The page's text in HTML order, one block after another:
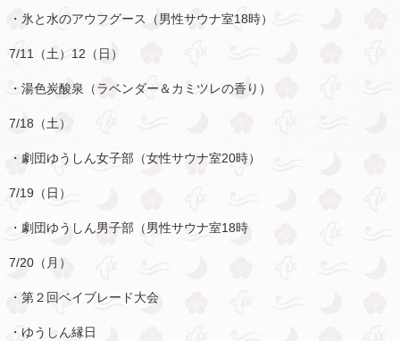
・氷と水のアウフグース（男性サウナ室18時）
7/11 （土） 12 （日）
・湯色炭酸泉（ラベンダー＆カミツレの香り）
7/18 （土）
・劇団ゆうしん女子部（女性サウナ室20時）
7/19 （日）
・劇団ゆうしん男子部（男性サウナ室18時
7/20 （月）
・第２回ベイブレード大会
・ゆうしん縁日